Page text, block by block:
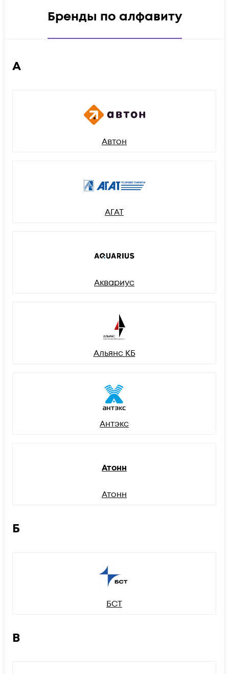
Бренды по алфавиту
А
Автон
АГАТ
Аквариус
Альянс КБ
Антэкс
Атонн
Атонн
Б
БСТ
В